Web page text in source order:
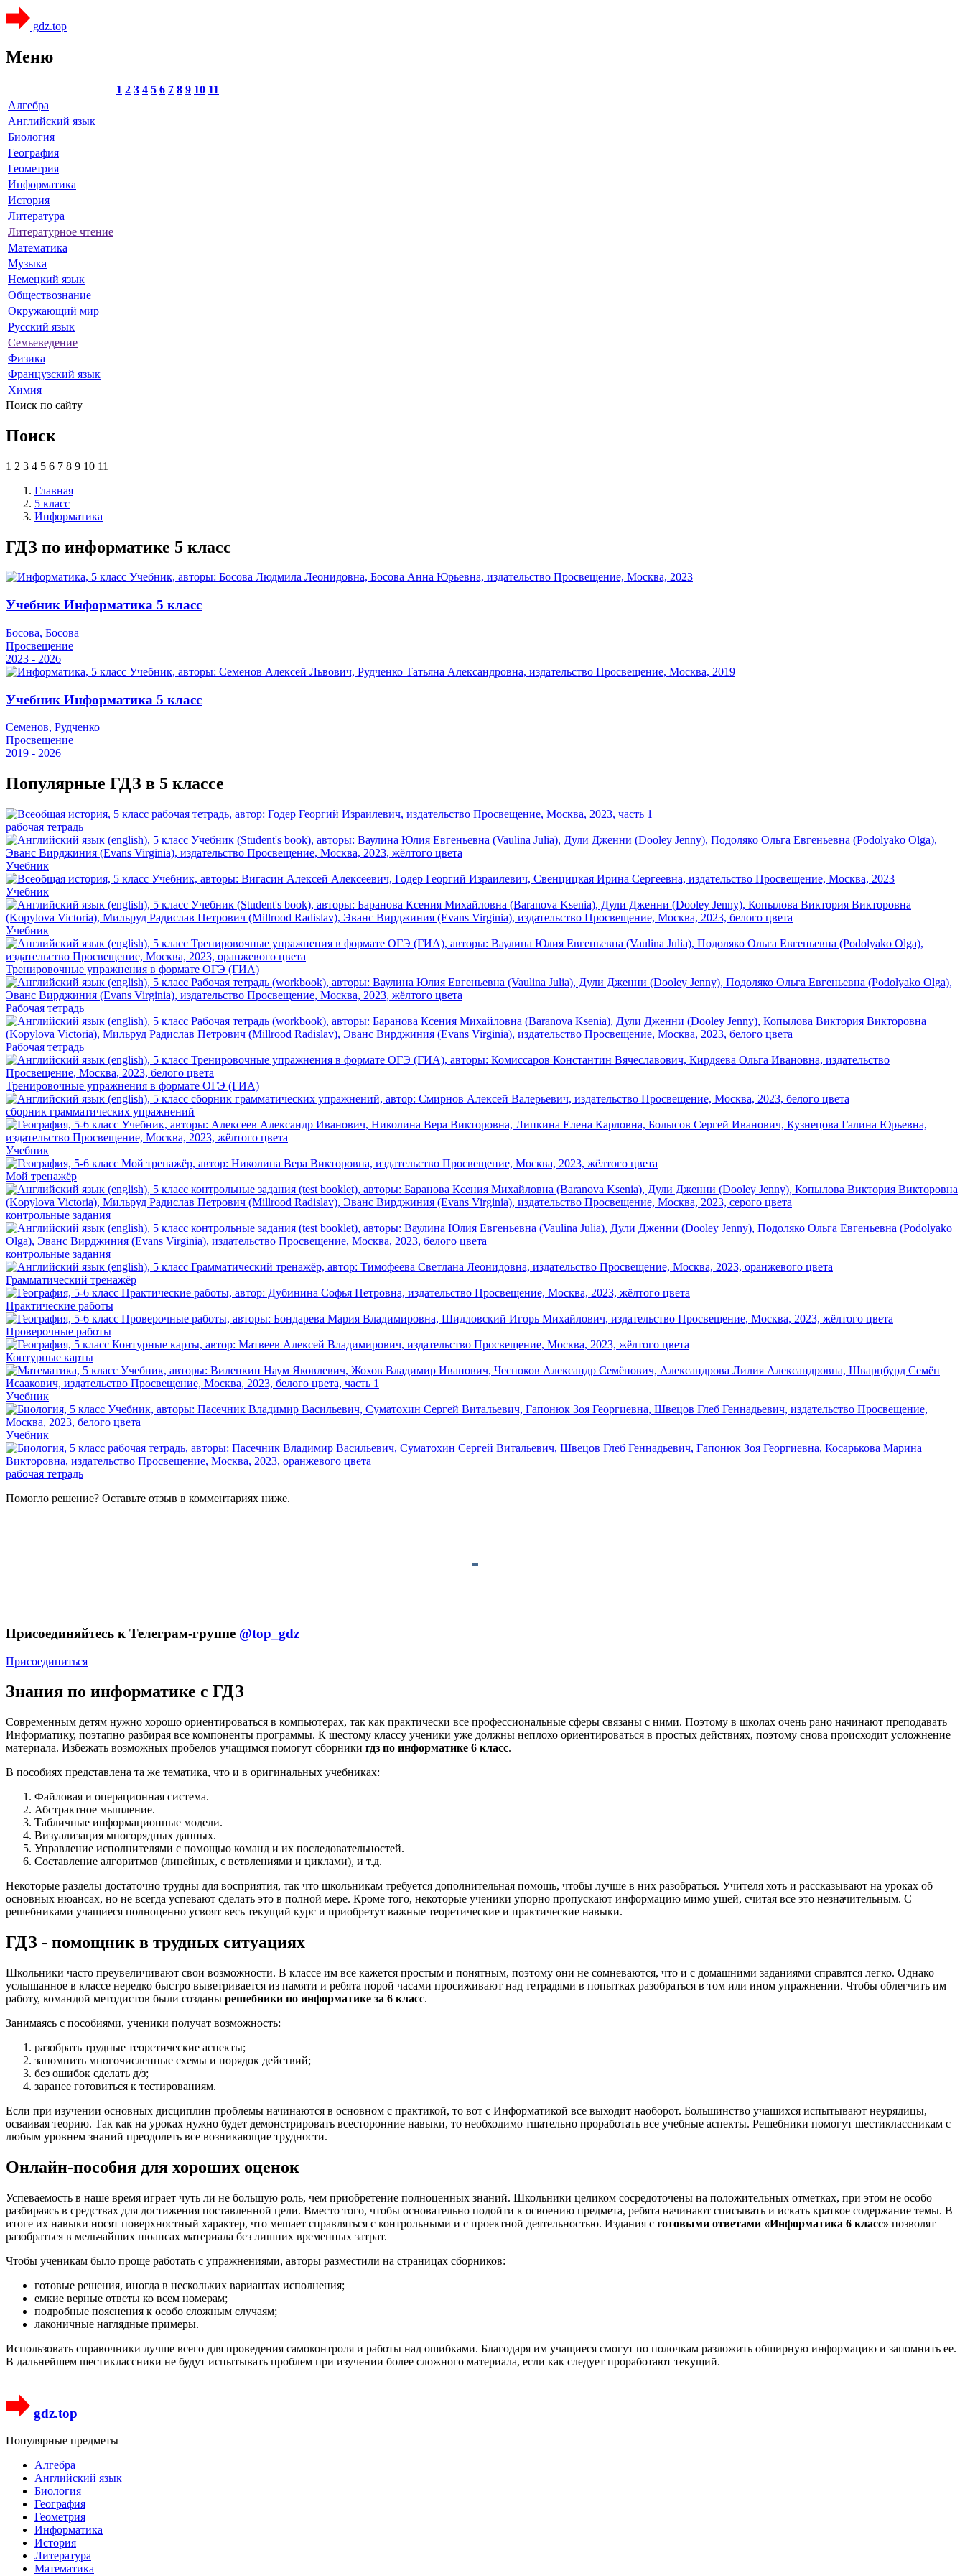
gdz.top
Меню
1 2 3 4 5 6 7 8 9 10 11
Алгебра
Английский язык
Биология
География
Геометрия
Информатика
История
Литература
Литературное чтение
Математика
Музыка
Немецкий язык
Обществознание
Окружающий мир
Русский язык
Семьеведение
Физика
Французский язык
Химия
Поиск по сайту
Поиск
1 2 3 4 5 6 7 8 9 10 11
Главная
5 класс
Информатика
ГДЗ по информатике 5 класс
Учебник Информатика 5 класс
Босова, Босова
Просвещение
2023 - 2026
Учебник Информатика 5 класс
Семенов, Рудченко
Просвещение
2019 - 2026
Популярные ГДЗ в 5 классе
рабочая тетрадь
Учебник
Учебник
Учебник
Тренировочные упражнения в формате ОГЭ (ГИА)
Рабочая тетрадь
Рабочая тетрадь
Тренировочные упражнения в формате ОГЭ (ГИА)
сборник грамматических упражнений
Учебник
Мой тренажёр
контрольные задания
контрольные задания
Грамматический тренажёр
Практические работы
Проверочные работы
Контурные карты
Учебник
Учебник
рабочая тетрадь
Помогло решение? Оставьте отзыв в комментариях ниже.
Присоединяйтесь к Телеграм-группе @top_gdz
Присоединиться
Знания по информатике с ГДЗ
Современным детям нужно хорошо ориентироваться в компьютерах, так как практически все профессиональные сферы связаны с ними. Поэтому в школах очень рано начинают преподавать
Информатику, поэтапно разбирая все компоненты программы. К шестому классу ученики уже должны неплохо ориентироваться в простых действиях, поэтому снова происходит усложнение
материала. Избежать возможных пробелов учащимся помогут сборники гдз по информатике 6 класс.
В пособиях представлена та же тематика, что и в оригинальных учебниках:
Файловая и операционная система.
Абстрактное мышление.
Табличные информационные модели.
Визуализация многорядных данных.
Управление исполнителями с помощью команд и их последовательностей.
Составление алгоритмов (линейных, с ветвлениями и циклами), и т.д.
Некоторые разделы достаточно трудны для восприятия, так что школьникам требуется дополнительная помощь, чтобы лучше в них разобраться. Учителя хоть и рассказывают на уроках об
основных нюансах, но не всегда успевают сделать это в полной мере. Кроме того, некоторые ученики упорно пропускают информацию мимо ушей, считая все это незначительным. С
решебниками учащиеся полноценно усвоят весь текущий курс и приобретут важные теоретические и практические навыки.
ГДЗ - помощник в трудных ситуациях
Школьники часто преувеличивают свои возможности. В классе им все кажется простым и понятным, поэтому они не сомневаются, что и с домашними заданиями справятся легко. Однако
услышанное в классе нередко быстро выветривается из памяти и ребята порой часами просиживают над тетрадями в попытках разобраться в том или ином упражнении. Чтобы облегчить им
работу, командой методистов были созданы решебники по информатике за 6 класс.
Занимаясь с пособиями, ученики получат возможность:
разобрать трудные теоретические аспекты;
запомнить многочисленные схемы и порядок действий;
без ошибок сделать д/з;
заранее готовиться к тестированиям.
Если при изучении основных дисциплин проблемы начинаются в основном с практикой, то вот с Информатикой все выходит наоборот. Большинство учащихся испытывают неурядицы,
осваивая теорию. Так как на уроках нужно будет демонстрировать всесторонние навыки, то необходимо тщательно проработать все учебные аспекты. Решебники помогут шестиклассникам с
любым уровнем знаний преодолеть все возникающие трудности.
Онлайн-пособия для хороших оценок
Успеваемость в наше время играет чуть ли не большую роль, чем приобретение полноценных знаний. Школьники целиком сосредоточены на положительных отметках, при этом не особо
разбираясь в средствах для достижения поставленной цели. Вместо того, чтобы основательно подойти к освоению предмета, ребята начинают списывать и искать краткое содержание темы. В
итоге их навыки носят поверхностный характер, что мешает справляться с контрольными и с проектной деятельностью. Издания с готовыми ответами «Информатика 6 класс» позволят
разобраться в мельчайших нюансах материала без лишних временных затрат.
Чтобы ученикам было проще работать с упражнениями, авторы разместили на страницах сборников:
готовые решения, иногда в нескольких вариантах исполнения;
емкие верные ответы ко всем номерам;
подробные пояснения к особо сложным случаям;
лаконичные наглядные примеры.
Использовать справочники лучше всего для проведения самоконтроля и работы над ошибками. Благодаря им учащиеся смогут по полочкам разложить обширную информацию и запомнить ее.
В дальнейшем шестиклассники не будут испытывать проблем при изучении более сложного материала, если как следует проработают текущий.
gdz.top
Популярные предметы
Алгебра
Английский язык
Биология
География
Геометрия
Информатика
История
Литература
Математика